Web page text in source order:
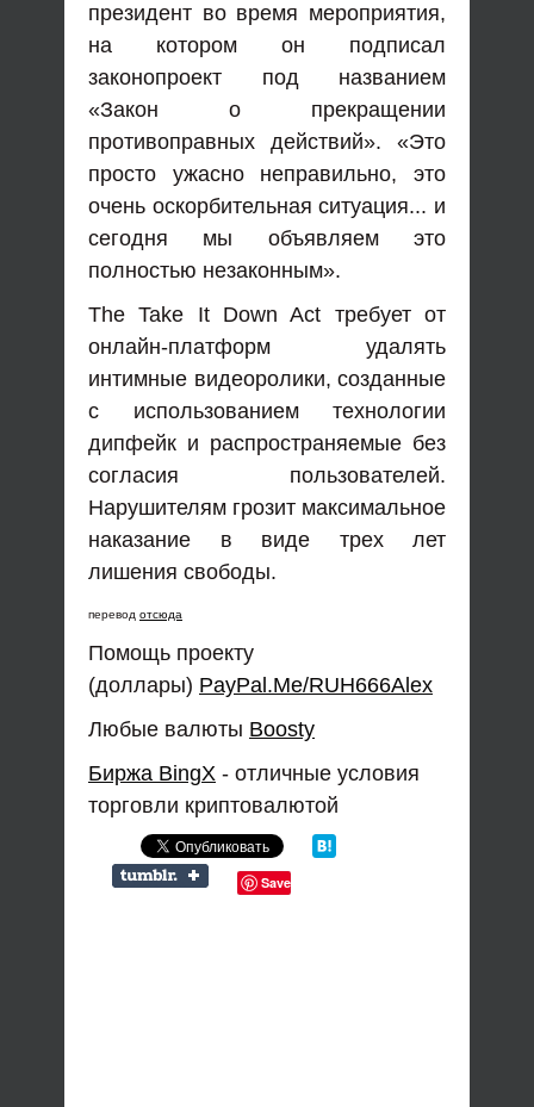
президент во время мероприятия,
на котором он подписал
законопроект под названием
«Закон о прекращении
противоправных действий». «Это
просто ужасно неправильно, это
очень оскорбительная ситуация... и
сегодня мы объявляем это
полностью незаконным».
The Take It Down Act требует от
онлайн-платформ удалять
интимные видеоролики, созданные
с использованием технологии
дипфейк и распространяемые без
согласия пользователей.
Нарушителям грозит максимальное
наказание в виде трех лет
лишения свободы.
перевод отсюда
Помощь проекту
(доллары) PayPal.Me/RUH666Alex
Любые валюты Boosty
Биржа BingX - отличные условия
торговли криптовалютой
Save